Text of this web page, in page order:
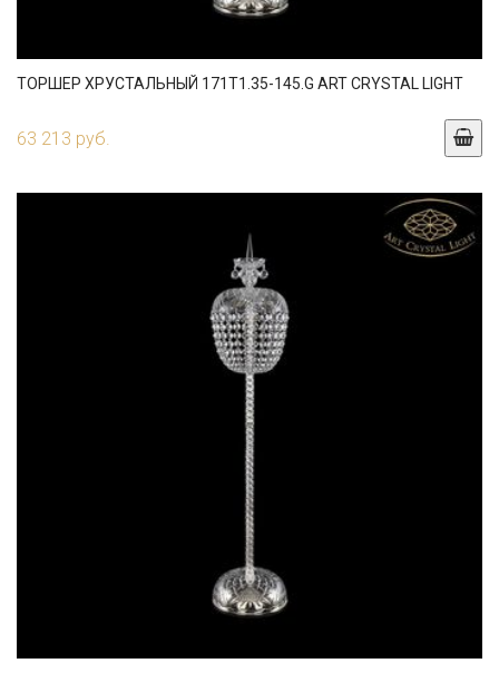
ТОРШЕР ХРУСТАЛЬНЫЙ 171T1.35-145.G ART CRYSTAL LIGHT
63 213 руб.